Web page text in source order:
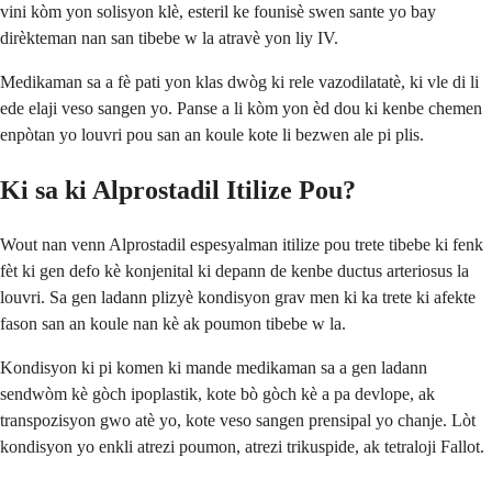
vini kòm yon solisyon klè, esteril ke founisè swen sante yo bay
dirèkteman nan san tibebe w la atravè yon liy IV.
Medikaman sa a fè pati yon klas dwòg ki rele vazodilatatè, ki vle di li
ede elaji veso sangen yo. Panse a li kòm yon èd dou ki kenbe chemen
enpòtan yo louvri pou san an koule kote li bezwen ale pi plis.
Ki sa ki Alprostadil Itilize Pou?
Wout nan venn Alprostadil espesyalman itilize pou trete tibebe ki fenk
fèt ki gen defo kè konjenital ki depann de kenbe ductus arteriosus la
louvri. Sa gen ladann plizyè kondisyon grav men ki ka trete ki afekte
fason san an koule nan kè ak poumon tibebe w la.
Kondisyon ki pi komen ki mande medikaman sa a gen ladann
sendwòm kè gòch ipoplastik, kote bò gòch kè a pa devlope, ak
transpozisyon gwo atè yo, kote veso sangen prensipal yo chanje. Lòt
kondisyon yo enkli atrezi poumon, atrezi trikuspide, ak tetraloji Fallot.